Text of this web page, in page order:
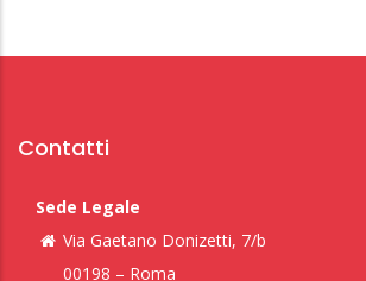
Contatti
Sede Legale
Via Gaetano Donizetti, 7/b
00198 – Roma